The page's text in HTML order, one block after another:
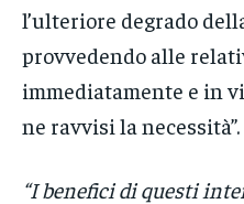
l’ulteriore degrado
provvedendo alle
immediatamente e in
ne ravvisi la necessità”.
“I benefici di questi